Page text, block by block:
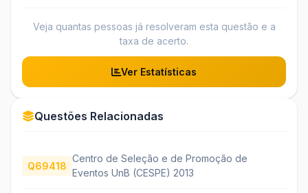
Veja quantas pessoas já resolveram esta questão e a
taxa de acerto.
Ver Estatísticas
Questões Relacionadas
Q69418
Centro de Seleção e de Promoção de
Eventos UnB (CESPE) 2013